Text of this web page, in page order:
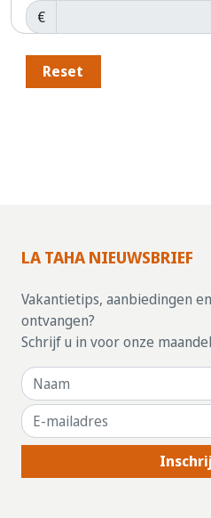
€
Reset
LA TAHA NIEUWSBRIEF
Vakantietips, aanbiedingen
ontvangen?
Schrijf u in voor onze